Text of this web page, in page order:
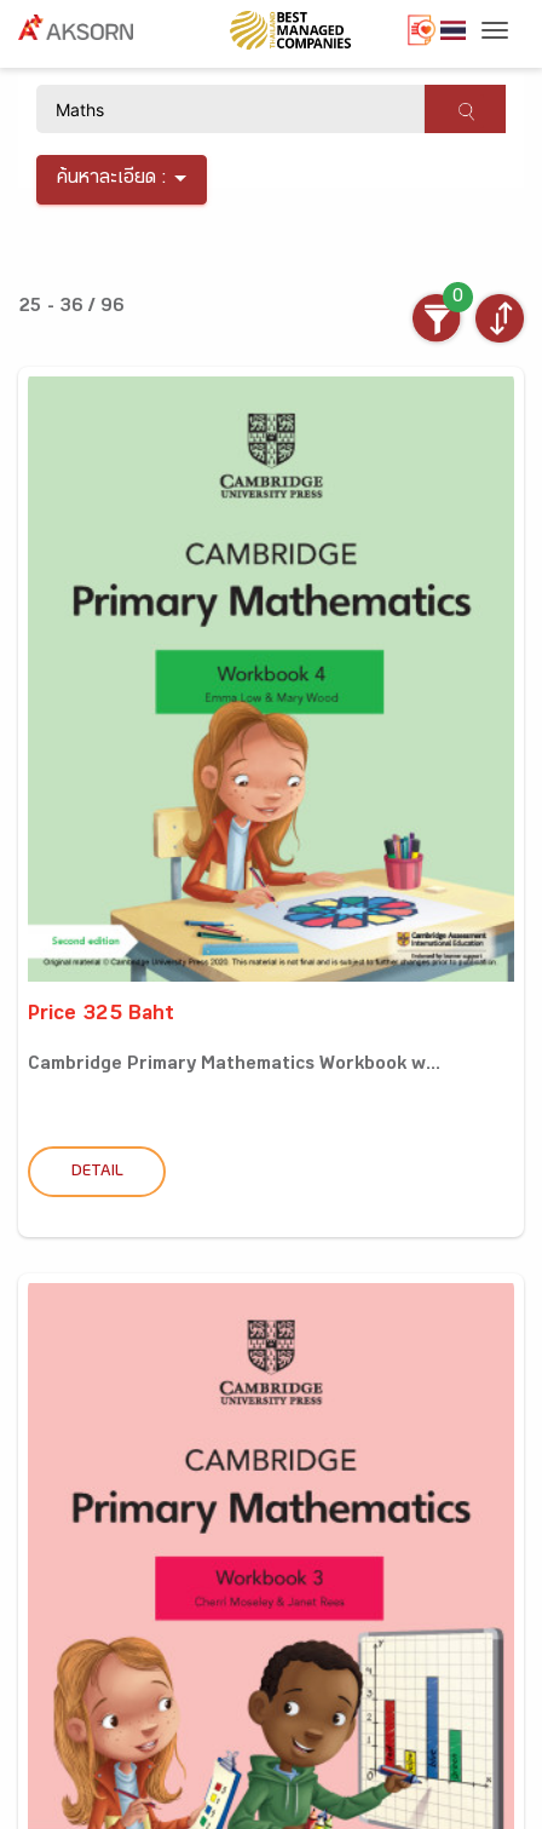
ค้นหาละเอียด :
25 - 36 / 96
0
Price 325 Baht
Cambridge Primary Mathematics Workbook w...
DETAIL